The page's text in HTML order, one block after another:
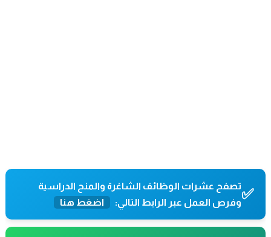
✅تصفح عشرات الوظائف الشاغرة والمنح الدراسية
وفرص العمل عبر الرابط التالي:
اضغط هنا